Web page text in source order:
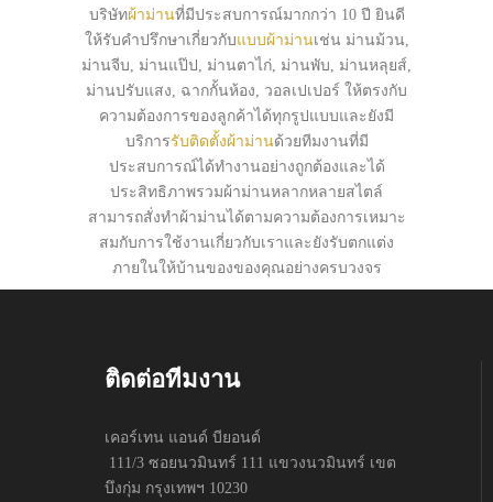
บริษัทผ้าม่านที่มีประสบการณ์มากกว่า 10 ปี ยินดี
ให้รับคำปรึกษาเกี่ยวกับแบบผ้าม่านเช่น ม่านม้วน,
ม่านจีบ, ม่านแป๊ป, ม่านตาไก่, ม่านพับ, ม่านหลุยส์,
ม่านปรับแสง, ฉากกั้นห้อง, วอลเปเปอร์ ให้ตรงกับ
ความต้องการของลูกค้าได้ทุกรูปแบบและยังมี
บริการรับติดตั้งผ้าม่านด้วยทีมงานที่มี
ประสบการณ์ได้ทำงานอย่างถูกต้องและได้
ประสิทธิภาพรวมผ้าม่านหลากหลายสไตล์
สามารถสั่งทำผ้าม่านได้ตามความต้องการเหมาะ
สมกับการใช้งานเกี่ยวกับเราและยังรับตกแต่ง
ภายในให้บ้านของของคุณอย่างครบวงจร
ติดต่อทีมงาน
เคอร์เทน แอนด์ บียอนด์
111/3 ซอยนวมินทร์ 111 แขวงนวมินทร์ เขต
บึงกุ่ม กรุงเทพฯ 10230